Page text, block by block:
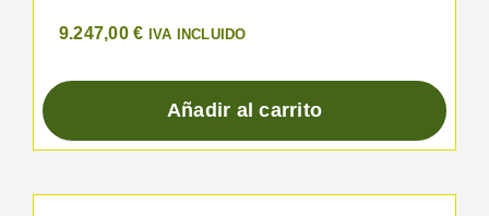
9.247,00€ IVA INCLUIDO
Añadir al carrito